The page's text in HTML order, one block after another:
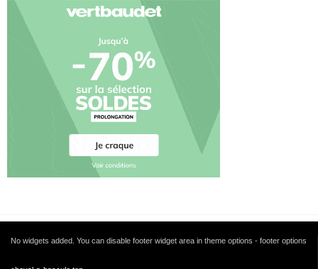
No widgets added. You can disable footer widget area in theme options - footer options